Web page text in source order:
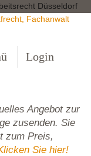
Düsseldorf
Login
Angebot zur
zusenden. Sie
zum Preis,
Sie hier!